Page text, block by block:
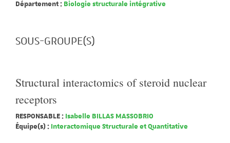
Département : Biologie structurale intégrative
SOUS-GROUPE(S)
Structural interactomics of steroid nuclear
receptors
RESPONSABLE : Isabelle BILLAS MASSOBRIO
Équipe(s) : Interactomique Structurale et Quantitative